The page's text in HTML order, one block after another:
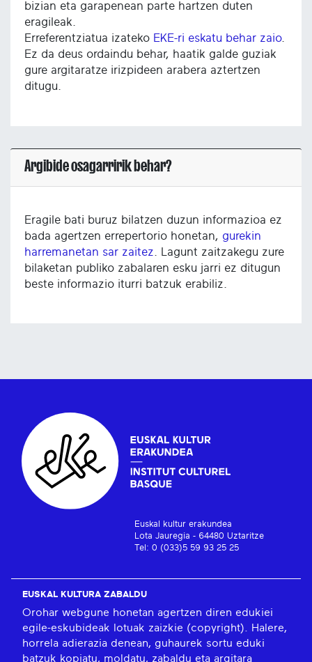
bizian eta garapenean parte hartzen duten
eragileak.
Erreferentziatua izateko EKE-ri eskatu behar zaio.
Ez da deus ordaindu behar, haatik galde guziak
gure argitaratze irizpideen arabera aztertzen
ditugu.
Argibide osagarririk behar?
Eragile bati buruz bilatzen duzun informazioa ez
bada agertzen errepertorio honetan, gurekin
harremanetan sar zaitez . Lagunt zaitzakegu zure
bilaketan publiko zabalaren esku jarri ez ditugun
beste informazio iturri batzuk erabiliz.
Euskal kultur erakundea
Lota Jauregia - 64480 Uztaritze
Tel: 0 (033)5 59 93 25 25
EUSKAL KULTURA ZABALDU
Orohar webgune honetan agertzen diren edukiei
egile-eskubideak lotuak zaizkie (copyright). Halere,
horrela adierazia denean, guhaurek sortu eduki
batzuk kopiatu, moldatu, zabaldu eta argitara